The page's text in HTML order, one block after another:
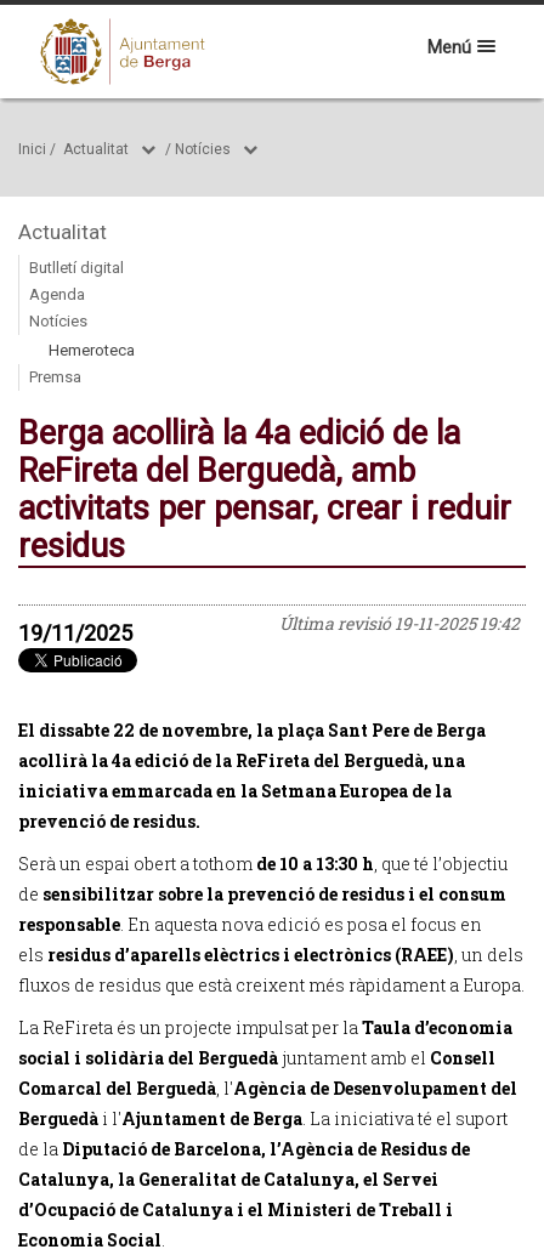
Menú
Inici / Actualitat / Notícies
Actualitat
Butlletí digital
Agenda
Notícies
Hemeroteca
Premsa
Berga acollirà la 4a edició de la
ReFireta del Berguedà, amb
activitats per pensar, crear i reduir
residus
Última revisió19-11-2025 19:42
19/11/2025
El dissabte 22 de novembre, la plaça Sant Pere de Berga
acollirà la 4a edició de la ReFireta del Berguedà, una
iniciativa emmarcada en la Setmana Europea de la
prevenció de residus.
Serà un espai obert a tothom de 10 a 13:30 h, que té l’objectiu
de sensibilitzar sobre la prevenció de residus i el consum
responsable. En aquesta nova edició es posa el focus en
els residus d’aparells elèctrics i electrònics (RAEE), un dels
fluxos de residus que està creixent més ràpidament a Europa.
La ReFireta és un projecte impulsat per laTaula d’economia
social i solidària del Berguedà juntament amb el Consell
Comarcal del Berguedà, l'Agència de Desenvolupament del
Berguedà i l'Ajuntament de Berga. La iniciativa té el suport
de la Diputació de Barcelona, l’Agència de Residus de
Catalunya, la Generalitat de Catalunya, el Servei
d’Ocupació de Catalunya i el Ministeri de Treball i
Economia Social.